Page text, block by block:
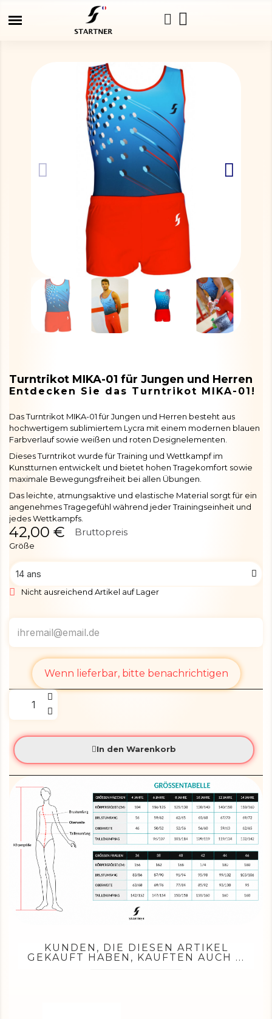
Turntrikot MIKA-01 für Jungen und Herren
Entdecken Sie das Turntrikot MIKA-01!
Das Turntrikot MIKA-01 für Jungen und Herren besteht aus
hochwertigem sublimiertem Lycra mit einem modernen blauen
Farbverlauf sowie weißen und roten Designelementen.
Dieses Turntrikot wurde für Training und Wettkampf im
Kunstturnen entwickelt und bietet hohen Tragekomfort sowie
maximale Bewegungsfreiheit bei allen Übungen.
Das leichte, atmungsaktive und elastische Material sorgt für ein
angenehmes Tragegefühl während jeder Trainingseinheit und
jedes Wettkampfs.
42,00 € Bruttopreis
Größe
Nicht ausreichend Artikel auf Lager
Wenn lieferbar, bitte benachrichtigen
In den Warenkorb
KUNDEN, DIE DIESEN ARTIKEL
GEKAUFT HABEN, KAUFTEN AUCH ...